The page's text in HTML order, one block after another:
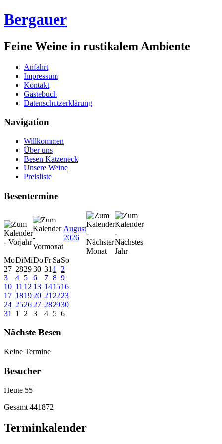
Bergauer
Feine Weine in rustikalem Ambiente
Anfahrt
Impressum
Kontakt
Gästebuch
Datenschutzerklärung
Navigation
Willkommen
Über uns
Besen Katzeneck
Unsere Weine
Preisliste
Besentermine
August
2026
MoDiMiDoFr SaSo
27 282930 31 1
2
3
4 5 6 7 8 9
10 11 12 13 141516
17 1819 20 21 2223
24 2526 27 282930
31
1 2 3 4 5 6
Nächste Besen
Keine Termine
Besucher
Heute 55
Gesamt 441872
Terminkalender